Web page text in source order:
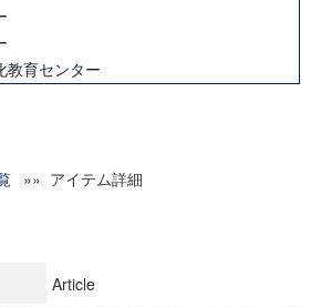
教育センター
チインスティテュート
究成果報告書
ーバルCOEプログラム市民社会ガバナンス
»» アイテム詳細
Article